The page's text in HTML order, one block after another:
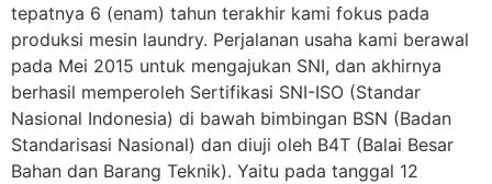
tepatnya 6 (enam) tahun terakhir kami fokus pada
produksi mesin laundry. Perjalanan usaha kami berawal
pada Mei 2015 untuk mengajukan SNI, dan akhirnya
berhasil memperoleh Sertifikasi SNI-ISO (Standar
Nasional Indonesia) di bawah bimbingan BSN (Badan
Standarisasi Nasional) dan diuji oleh B4T (Balai Besar
Bahan dan Barang Teknik). Yaitu pada tanggal 12